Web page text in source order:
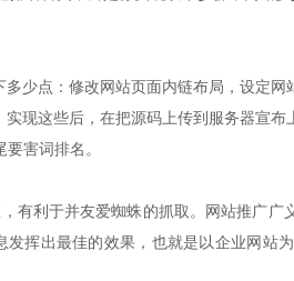
少点：修改网站页面内链布局，设定
现这些后，在把源码上传到服务器宣
害词排名。
利于并友爱蜘蛛的抓取。网站推广
挥出最佳的效果，也就是以企业网站